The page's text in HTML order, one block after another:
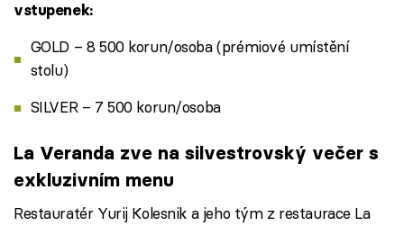
vstupenek:
GOLD – 8 500 korun/osoba (prémiové umístění
stolu)
SILVER – 7 500 korun/osoba
La Veranda zve na silvestrovský večer s
exkluzivním menu
Restauratér Yurij Kolesnik a jeho tým z restaurace La